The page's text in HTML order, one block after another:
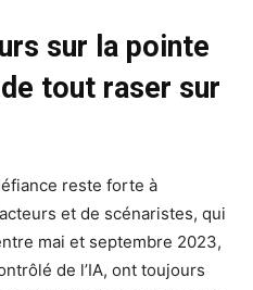
sur la pointe
tout raser sur
reste forte à
et de scénaristes, qui
mai et septembre 2023,
de l’IA, ont toujours